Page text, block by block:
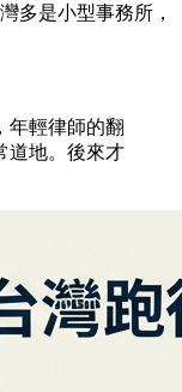
多是小型事務所，
年輕律師的翻
道地。後來才